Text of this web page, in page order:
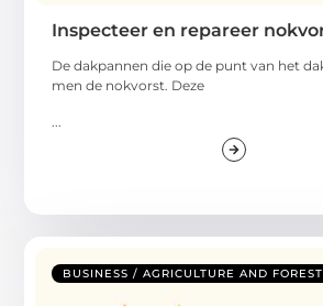
Inspecteer en repareer
De dakpannen die op de punt van het
men de nokvorst. Deze
BUSINESS / AGRICULTURE AND